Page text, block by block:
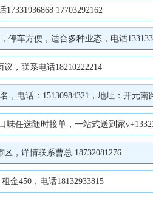
17703292162
停车方便，适合多种业态，电话
，联系电话18210222214
，电话：15130984321，地址：开元南
任选随时接单，一站式送到家
，详情联系曹总 18732081276
金450，电话18132933815